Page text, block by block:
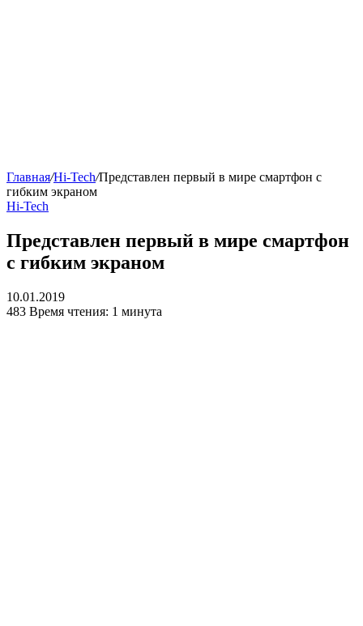
Главная/Hi-Tech/Представлен первый в мире смартфон с
гибким экраном
Hi-Tech
Представлен первый в мире смартфон
с гибким экраном
10.01.2019
483 Время чтения: 1 минута